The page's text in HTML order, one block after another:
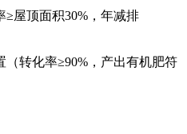
屋顶面积30%，年减排
转化率≥90%，产出有机肥符